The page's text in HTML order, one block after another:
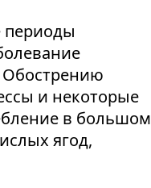
периоды
Обострению
и некоторые
в большом
ягод,